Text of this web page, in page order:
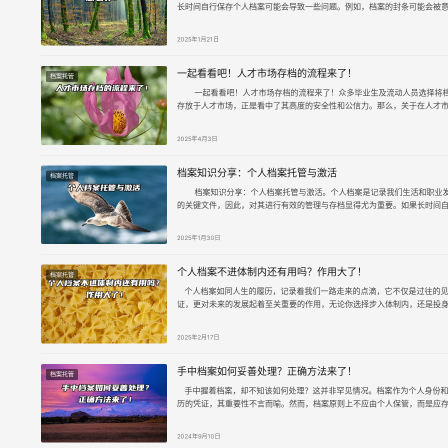
长时间自行保存个人档案可能会导致一些问题。例如，档案的封条可能会被
2025年1月21日
档案托管 一起看看吧！人才市场存档的流程来了！
一起看看吧！人才市场存档的流程来了！众多毕业生及流动人员选择将
存放于人才市场，正是看中了其高度的安全性和公信力。那么，关于在人才
2025年4月3日
档案托管 档案知识分享：个人档案托管与激活
档案知识分享：个人档案托管与激活。个人档案是记录我们生活和职业
的关键文件，因此，对其进行有效的管理与存档显得尤为重要。如果长时间
2025年1月30日
档案托管 个人档案不进体制内还有用吗？作用大了！
个人档案如同人生的履历，记录着我们一路走来的点滴，它不仅是过往的见
证，更对未来的发展起着至关重要的作用，无论你选择步入体制内，还是投
2025年2月17日
档案托管 手中档案如何妥善处理？正确方法来了！
手中握着档案，却不知该如何处理？这并非罕见情况。档案作为个人身份
历的凭证，其重要性不言而喻。然而，档案原则上不应由个人保管，而是应
2024年9月10日